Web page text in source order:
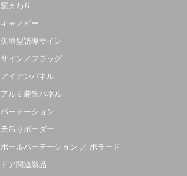
窓まわり
キャノピー
矢羽型誘導サイン
サイン／フラッグ
アイアンパネル
アルミ装飾パネル
パーテーション
天吊りボーダー
ポールパーテーション ／ ボラード
ドア関連製品